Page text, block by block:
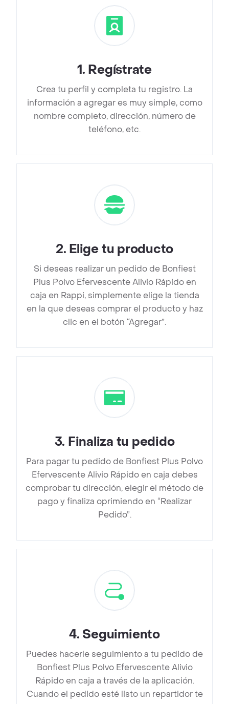
1. Regístrate
Crea tu perfil y completa tu registro. La
información a agregar es muy simple, como
nombre completo, dirección, número de
teléfono, etc.
2. Elige tu producto
Si deseas realizar un pedido de Bonfiest
Plus Polvo Efervescente Alivio Rápido en
caja en Rappi, simplemente elige la tienda
en la que deseas comprar el producto y haz
clic en el botón “Agregar”.
3. Finaliza tu pedido
Para pagar tu pedido de Bonfiest Plus Polvo
Efervescente Alivio Rápido en caja debes
comprobar tu dirección, elegir el método de
pago y finaliza oprimiendo en “Realizar
Pedido”.
4. Seguimiento
Puedes hacerle seguimiento a tu pedido de
Bonfiest Plus Polvo Efervescente Alivio
Rápido en caja a través de la aplicación.
Cuando el pedido esté listo un repartidor te